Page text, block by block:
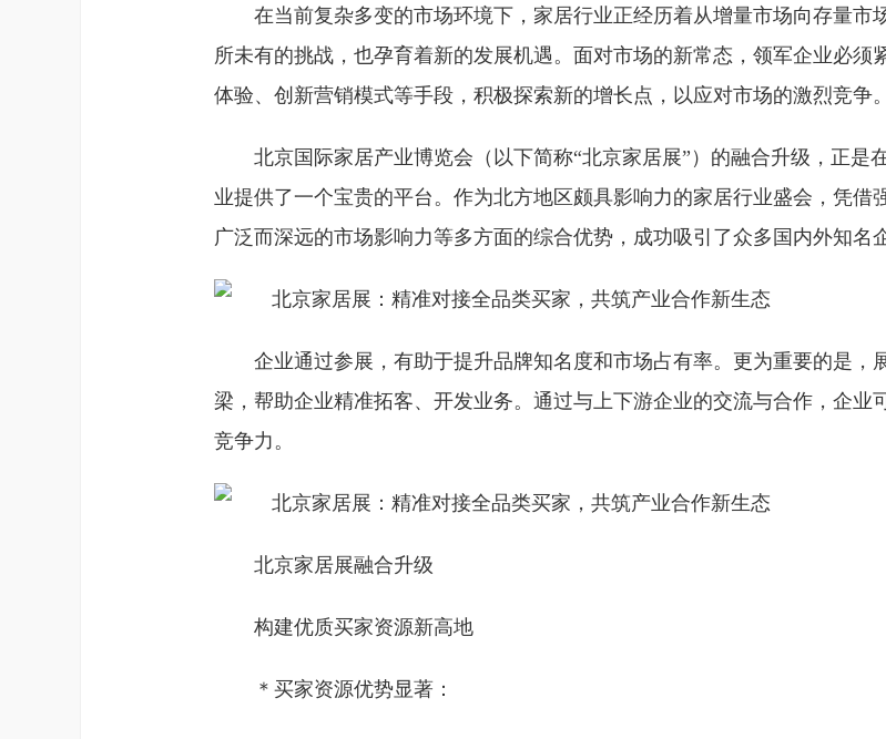
在当前复杂多变的市场环境下，家居行业正经历着从增量市场向存量市
所未有的挑战，也孕育着新的发展机遇。面对市场的新常态，领军企业必须
体验、创新营销模式等手段，积极探索新的增长点，以应对市场的激烈竞争。
北京国际家居产业博览会（以下简称“北京家居展”）的融合升级，正是
业提供了一个宝贵的平台。作为北方地区颇具影响力的家居行业盛会，凭借
广泛而深远的市场影响力等多方面的综合优势，成功吸引了众多国内外知名
企业通过参展，有助于提升品牌知名度和市场占有率。更为重要的是，
梁，帮助企业精准拓客、开发业务。通过与上下游企业的交流与合作，企业
竞争力。
北京家居展融合升级
构建优质买家资源新高地
＊买家资源优势显著：